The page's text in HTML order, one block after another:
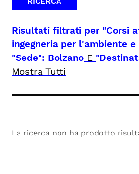
Risultati filtrati per "Corsi
ingegneria per l'ambiente e
"Sede": Bolzano E
Mostra Tutti
La ricerca non ha prodotto